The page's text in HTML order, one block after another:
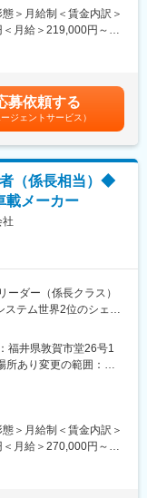
きる
を活かして活躍でき
できるポジション
世代の中核人材とし
を密かに支えている
」と呼ばれる、最終製
ノウハウを有し、各
にしています。
スを届ける中核企業で
実に修理することで、
重要な仕事です。地域
らAV機器まで幅広く
スケジュールの作成
等の収集
、安心して現場に立て
在籍しております。
風土です。産育休から
＞月給制＜賃金内訳＞
月給＞219,000円～
季繁忙手当／高所作業
選考を通じて上下する
含めた表記です。
募依頼する
ージェントサービス）
者（係長相当）◆
載メーカー
ーダー（係長クラス）
テム世界2位のシェア
任者
率・育成
告・是正推進
管理
福井県敦賀市堂26号1
あり変更の範囲：会
＞月給制＜賃金内訳＞
月給＞270,000円～